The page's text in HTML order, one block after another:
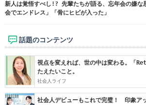
新人は覚悟すべし!? 先輩たちが語る、忘年会の嫌な
会でエンドレス」「骨にヒビが入った」
話題のコンテンツ
視点を変えれば、世の中は変わる。「
たえたいこと。
社会人ライフ
社会人デビューもこれで完璧！ 印象ア